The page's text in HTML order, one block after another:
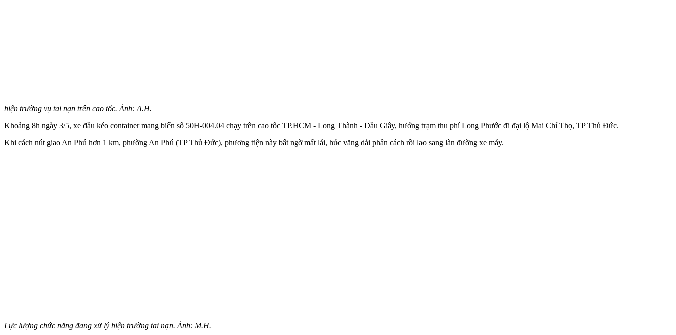
hiện trường vụ tai nạn trên cao tốc. Ảnh: A.H.
Khoảng 8h ngày 3/5, xe đầu kéo container mang biển số 50H-004.04 chạy trên cao tốc TP.HCM - Long Thành - Dầu Giây, hướng trạm thu phí Long Phước đi đại lộ Mai Chí Thọ, TP Thủ Đức.
Khi cách nút giao An Phú hơn 1 km, phường An Phú (TP Thủ Đức), phương tiện này bất ngờ mất lái, húc văng dải phân cách rồi lao sang làn đường xe máy.
Lực lượng chức năng đang xử lý hiện trường tai nạn. Ảnh: M.H.